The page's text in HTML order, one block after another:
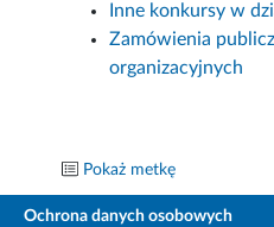
Inne konkursy w
Zamówienia
organizacyjnych
Pokaż metkę
Ochrona danych osobowych